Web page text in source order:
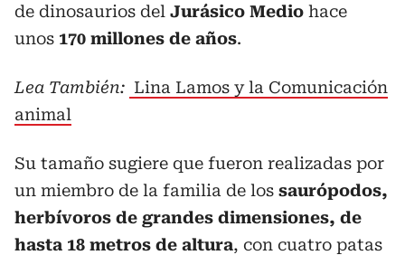
de dinosaurios del Jurásico Medio hace
unos 170 millones de años.
Lea También: Lina Lamos y la Comunicación
animal
Su tamaño sugiere que fueron realizadas por
un miembro de la familia de los saurópodos,
herbívoros de grandes dimensiones, de
hasta 18 metros de altura, con cuatro patas